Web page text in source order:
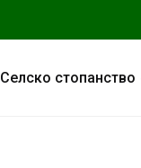
Селско стопанство